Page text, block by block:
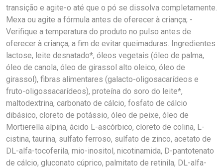
transição e agite-o até que o pó se dissolva completamente.
Mexa ou agite a fórmula antes de oferecer à criança; -
Verifique a temperatura do produto no pulso antes de
oferecer à criança, a fim de evitar queimaduras. Ingredientes
lactose, leite desnatado*, óleos vegetais (óleo de palma,
óleo de canola, óleo de girassol alto oleico, óleo de
girassol), fibras alimentares (galacto-oligosacarídeos e
fruto-oligossacarídeos), proteína do soro do leite*,
maltodextrina, carbonato de cálcio, fosfato de cálcio
dibásico, cloreto de potássio, óleo de peixe, óleo de
Mortierella alpina, ácido L-ascórbico, cloreto de colina, L-
cistina, taurina, sulfato ferroso, sulfato de zinco, acetato de
DL-alfa-tocoferila, mio-inositol, nicotinamida, D-pantotenato
de cálcio, gluconato cúprico, palmitato de retinila, DL-alfa-